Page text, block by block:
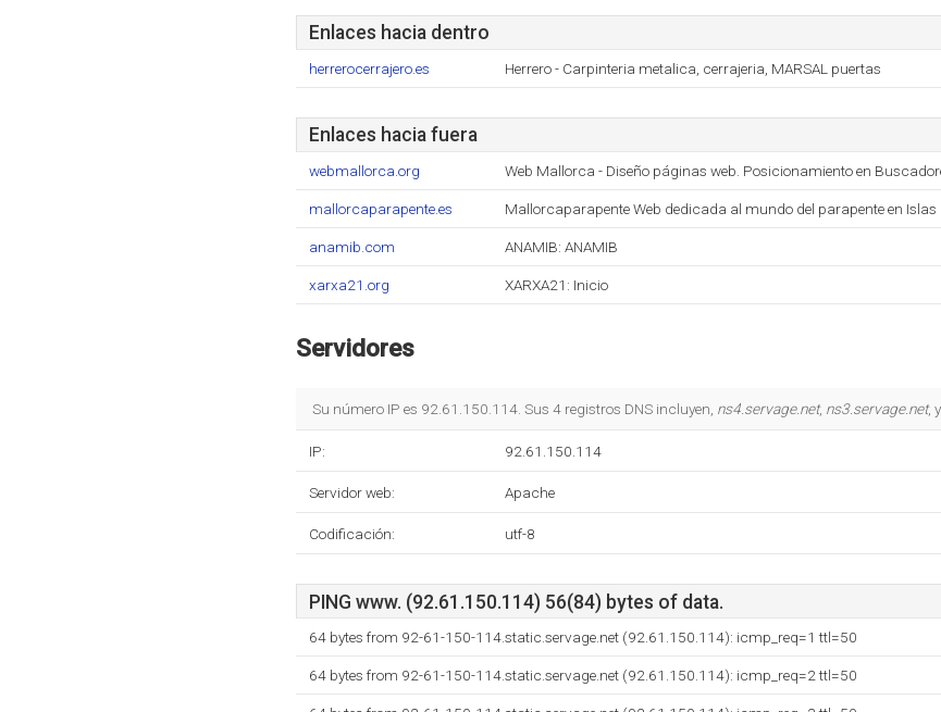
Enlaces hacia dentro
herrerocerrajero.es Herrero - Carpinteria metalica, cerrajeria, MARSAL puertas
Enlaces hacia fuera
webmallorca.org Web Mallorca - Diseño páginas web. Posicionamiento en
mallorcaparapente.es Mallorcaparapente Web dedicada al mundo del parapente en Islas
anamib.com ANAMIB: ANAMIB
xarxa21.org XARXA21: Inicio
Servidores
Su número IP es 92.61.150.114. Sus 4 registros DNS incluyen, ns4.servage.net, ns3.servage.net, y
IP: 92.61.150.114
Servidor web: Apache
Codificación: utf-8
PING www. (92.61.150.114) 56(84) bytes of data.
64 bytes from 92-61-150-114.static.servage.net (92.61.150.114): icmp_req=1 ttl=50
64 bytes from 92-61-150-114.static.servage.net (92.61.150.114): icmp_req=2 ttl=50